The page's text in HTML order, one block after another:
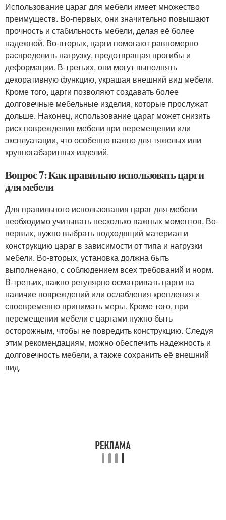
Использование цараг для мебели имеет множество
преимуществ. Во-первых, они значительно повышают
прочность и стабильность мебели, делая её более
надежной. Во-вторых, царги помогают равномерно
распределить нагрузку, предотвращая прогибы и
деформации. В-третьих, они могут выполнять
декоративную функцию, украшая внешний вид мебели.
Кроме того, царги позволяют создавать более
долговечные мебельные изделия, которые прослужат
дольше. Наконец, использование цараг может снизить
риск повреждения мебели при перемещении или
эксплуатации, что особенно важно для тяжелых или
крупногабаритных изделий.
Вопрос 7: Как правильно использовать царги
для мебели
Для правильного использования цараг для мебели
необходимо учитывать несколько важных моментов. Во-
первых, нужно выбрать подходящий материал и
конструкцию цараг в зависимости от типа и нагрузки
мебели. Во-вторых, установка должна быть
выполненано, с соблюдением всех требований и норм.
В-третьих, важно регулярно осматривать царги на
наличие повреждений или ослабления крепления и
своевременно принимать меры. Кроме того, при
перемещении мебели с царгами нужно быть
осторожным, чтобы не повредить конструкцию. Следуя
этим рекомендациям, можно обеспечить надежность и
долговечность мебели, а также сохранить её внешний
вид.